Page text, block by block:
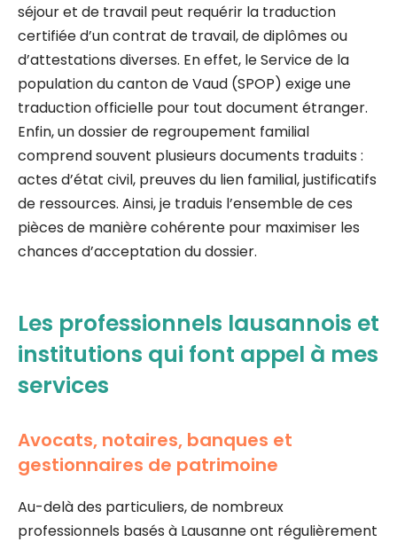
séjour et de travail peut requérir la traduction
certifiée d’un contrat de travail, de diplômes ou
d’attestations diverses. En effet, le Service de la
population du canton de Vaud (SPOP) exige une
traduction officielle pour tout document étranger.
Enfin, un dossier de regroupement familial
comprend souvent plusieurs documents traduits :
actes d’état civil, preuves du lien familial, justificatifs
de ressources. Ainsi, je traduis l’ensemble de ces
pièces de manière cohérente pour maximiser les
chances d’acceptation du dossier.
Les professionnels lausannois et
institutions qui font appel à mes
services
Avocats, notaires, banques et
gestionnaires de patrimoine
Au-delà des particuliers, de nombreux
professionnels basés à Lausanne ont régulièrement